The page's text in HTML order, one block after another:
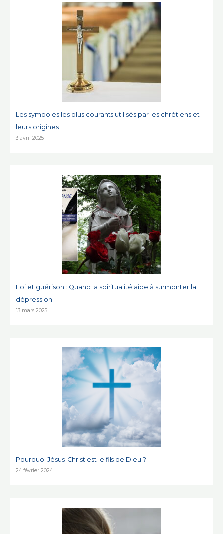
Les symboles les plus courants utilisés par les chrétiens et
leurs origines
3 avril 2025
Foi et guérison : Quand la spiritualité aide à surmonter la
dépression
13 mars 2025
Pourquoi Jésus-Christ est le fils de Dieu ?
24 février 2024